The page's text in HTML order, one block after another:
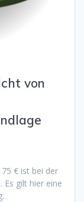
von
€ ist bei der
Es gilt hier eine